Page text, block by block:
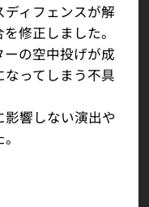
ィフェンスが解
修正しました。
の空中投げが成
ってしまう不具
響しない演出や